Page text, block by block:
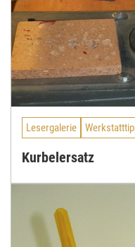
Lesergalerie
Kurbelersatz